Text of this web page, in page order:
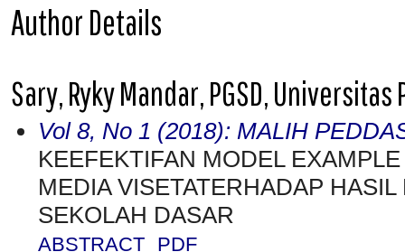
Author Details
Sary, Ryky Mandar, PGSD, Universitas
Vol 8, No 1 (2018): MALIH
KEEFEKTIFAN MODEL
MEDIA VISETATERHADAP
SEKOLAH DASAR
ABSTRACT PDF